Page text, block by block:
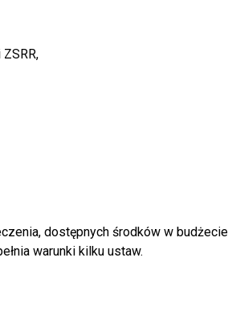
dostępnych środków w
warunki kilku ustaw.